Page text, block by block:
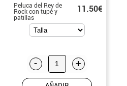
Peluca del Rey de
Rock con tupé y
patillas
11.50€
- +